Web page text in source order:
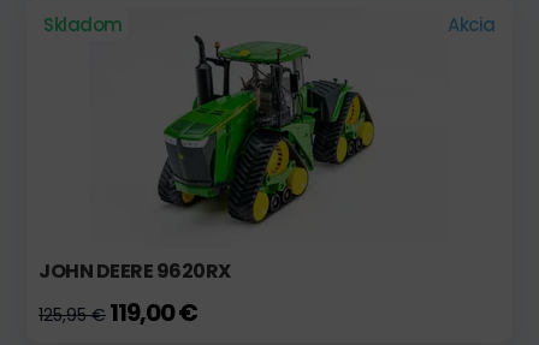
Skladom Akcia
JOHN DEERE 9620RX
125,95 € 119,00 €